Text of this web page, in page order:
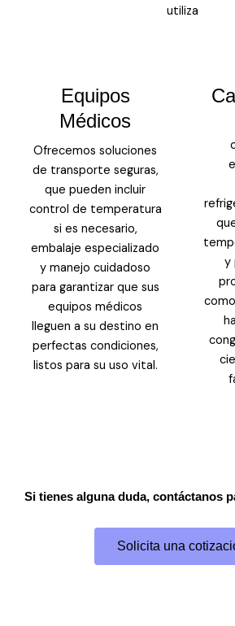
utiliza
Equipos
Médicos
Ofrecemos soluciones
de transporte seguras,
que pueden incluir
control de temperatura
si es necesario,
embalaje especializado
y manejo cuidadoso
para garantizar que sus
equipos médicos
lleguen a su destino en
perfectas condiciones,
listos para su uso vital.
y
Si tienes alguna duda, contáctanos
Solicita una